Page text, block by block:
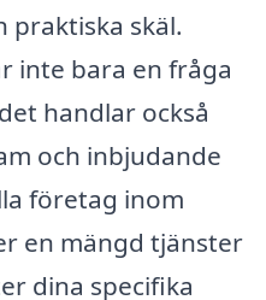
praktiska skäl.
inte bara en fråga
handlar också
och inbjudande
företag inom
en mängd tjänster
dina specifika